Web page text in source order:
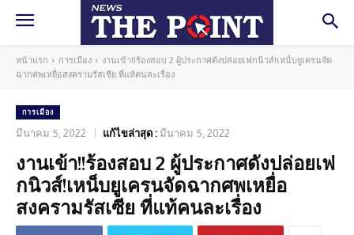
หน้าแรก การเมือง
งานเข้า!!ร้องสอบ 2 ผู้ประกาศดังปล่อยเฟกนิวส์!เหน็บยูเครนจัด
ฉากศพเหยื่อสงครามรัสเซีย ที่แท้คนละเรื่อง
การเมือง
มีนาคม 5, 2022 แก้ไขล่าสุด : มีนาคม 5, 2022
งานเข้า!!ร้องสอบ 2 ผู้ประกาศดังปล่อยเฟ
กนิวส์!เหน็บยูเครนจัดฉากศพเหยื่อ
สงครามรัสเซีย ที่แท้คนละเรื่อง